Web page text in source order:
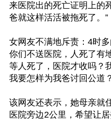
来医院出的死亡证明上的
爸就这样活活被拖死了。”
女网友不满地斥责：4时
你们不送医院，人死了有
等人死了，医院才收吗？
我要怎样为我爸讨回公道？
该网友还表示，她母亲就
医院旁边2公里，希望让